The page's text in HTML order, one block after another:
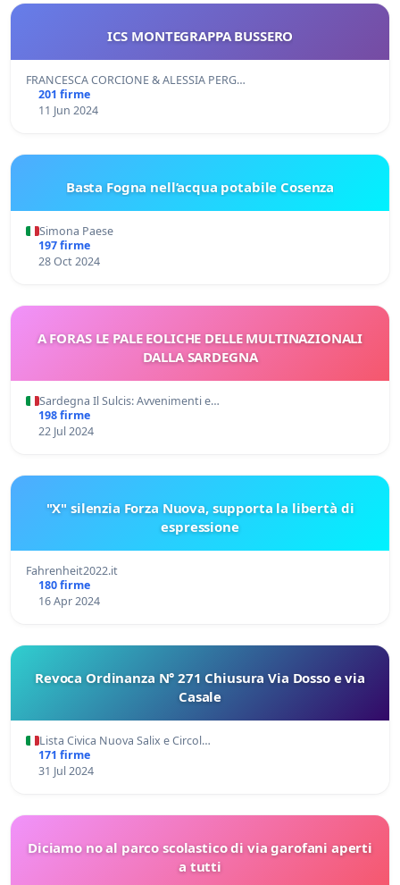
ICS MONTEGRAPPA BUSSERO
FRANCESCA CORCIONE & ALESSIA PERG…
201 firme
11 Jun 2024
Basta Fogna nell’acqua potabile Cosenza
Simona Paese
197 firme
28 Oct 2024
A FORAS LE PALE EOLICHE DELLE MULTINAZIONALI
DALLA SARDEGNA
Sardegna Il Sulcis: Avvenimenti e…
198 firme
22 Jul 2024
"X" silenzia Forza Nuova, supporta la libertà di
espressione
Fahrenheit2022.it
180 firme
16 Apr 2024
Revoca Ordinanza N° 271 Chiusura Via Dosso e via
Casale
Lista Civica Nuova Salix e Circol…
171 firme
31 Jul 2024
Diciamo no al parco scolastico di via garofani aperti
a tutti